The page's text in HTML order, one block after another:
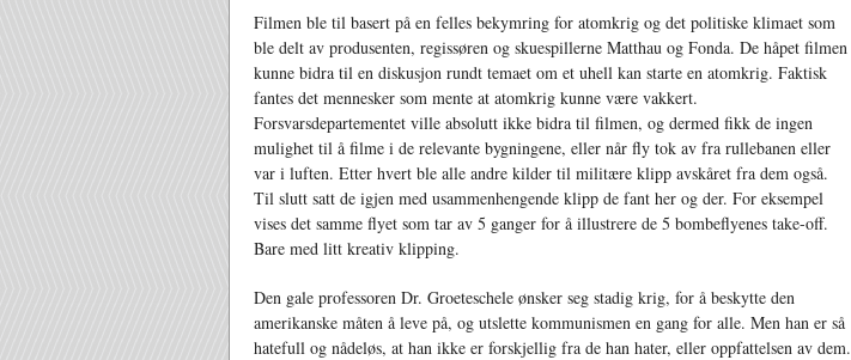
Filmen ble til basert på en felles bekymring for atomkrig og det politiske klimaet som
ble delt av produsenten, regissøren og skuespillerne Matthau og Fonda. De håpet filmen
kunne bidra til en diskusjon rundt temaet om et uhell kan starte en atomkrig. Faktisk
fantes det mennesker som mente at atomkrig kunne være vakkert.
Forsvarsdepartementet ville absolutt ikke bidra til filmen, og dermed fikk de ingen
mulighet til å filme i de relevante bygningene, eller når fly tok av fra rullebanen eller
var i luften. Etter hvert ble alle andre kilder til militære klipp avskåret fra dem også.
Til slutt satt de igjen med usammenhengende klipp de fant her og der. For eksempel
vises det samme flyet som tar av 5 ganger for å illustrere de 5 bombeflyenes take-off.
Bare med litt kreativ klipping.
Den gale professoren Dr. Groeteschele ønsker seg stadig krig, for å beskytte den
amerikanske måten å leve på, og utslette kommunismen en gang for alle. Men han er så
hatefull og nådeløs, at han ikke er forskjellig fra de han hater, eller oppfattelsen av dem.